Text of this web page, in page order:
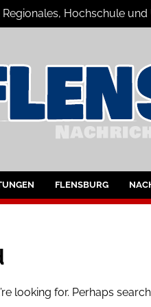
Regionales, Hochschule
Szene
und
FLENSBURG
looking for. Perhaps